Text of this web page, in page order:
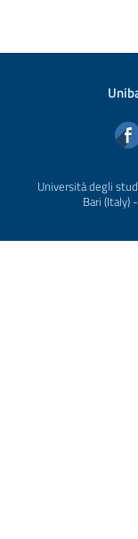
Università degli
Bari (Italy)